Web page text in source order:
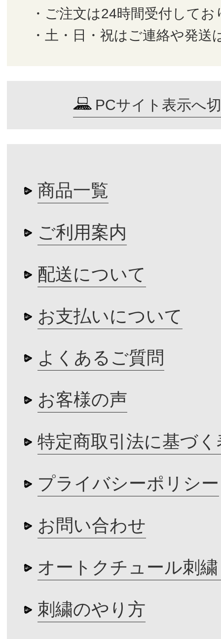
・ご注文は24時間受付してお
・土・日・祝はご連絡や発送
PCサイト表示へ
商品一覧
ご利用案内
配送について
お支払いについて
よくあるご質問
お客様の声
特定商取引法に基づく
プライバシーポリシー
お問い合わせ
オートクチュール刺
刺繍のやり方